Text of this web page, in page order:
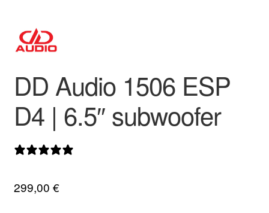
DD Audio 1506 ESP
D4 | 6.5″ subwoofer
299,00 €